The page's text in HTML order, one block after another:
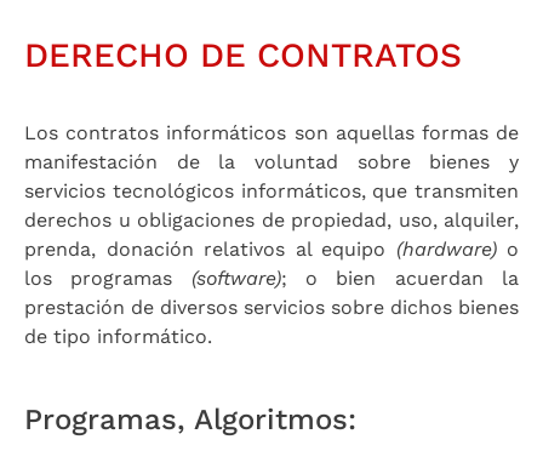
DERECHO DE CONTRATOS
Los contratos informáticos son aquellas formas de
manifestación de la voluntad sobre bienes y
servicios tecnológicos informáticos, que transmiten
derechos u obligaciones de propiedad, uso, alquiler,
prenda, donación relativos al equipo (hardware)o
los programas (software); o bien acuerdan la
prestación de diversos servicios sobre dichos bienes
de tipo informático.
Programas, Algoritmos: